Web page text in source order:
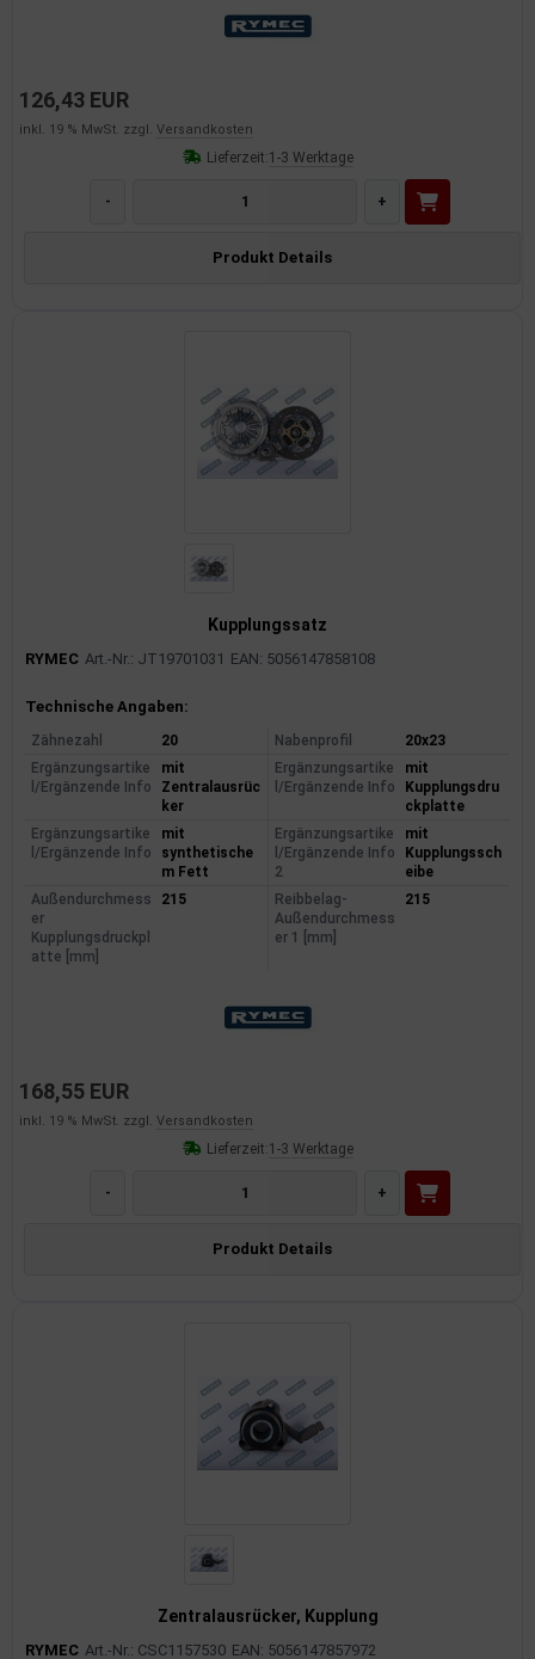
126,43 EUR
inkl. 19 % MwSt. zzgl. Versandkosten
Lieferzeit:1-3 Werktage
- +
Produkt Details
Kupplungssatz
RYMEC Art.-Nr.: JT19701031 EAN: 5056147858108
Produktinformationen
Technische Angaben:
Zähnezahl 20 Nabenprofil
20x23
Ergänzungsartike
l/Ergänzende Info
mit
Zentralausrüc
ker
Ergänzungsartike
l/Ergänzende Info
mit
Kupplungsdru
ckplatte
Ergänzungsartike
l/Ergänzende Info
mit
synthetische
m Fett
Ergänzungsartike
l/Ergänzende Info
2
mit
Kupplungssch
eibe
Außendurchmess
er
Kupplungsdruckpl
atte [mm]
215
Reibbelag-
Außendurchmess
er 1 [mm]
215
168,55 EUR
inkl. 19 % MwSt. zzgl. Versandkosten
Lieferzeit:1-3 Werktage
- +
Produkt Details
Zentralausrücker, Kupplung
RYMEC Art.-Nr.: CSC1157530 EAN: 5056147857972